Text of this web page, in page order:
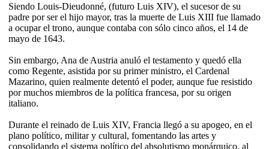
Siendo Louis-Dieudonné, (futuro Luis XIV), el sucesor de su
padre por ser el hijo mayor, tras la muerte de Luis XIII fue llamado
a ocupar el trono, aunque contaba con sólo cinco años, el 14 de
mayo de 1643.
Sin embargo, Ana de Austria anuló el testamento y quedó ella
como Regente, asistida por su primer ministro, el Cardenal
Mazarino, quien realmente detentó el poder, aunque fue resistido
por muchos miembros de la política francesa, por su origen
italiano.
Durante el reinado de Luis XIV, Francia llegó a su apogeo, en el
plano político, militar y cultural, fomentando las artes y
consolidando el sistema político del absolutismo monárquico, al